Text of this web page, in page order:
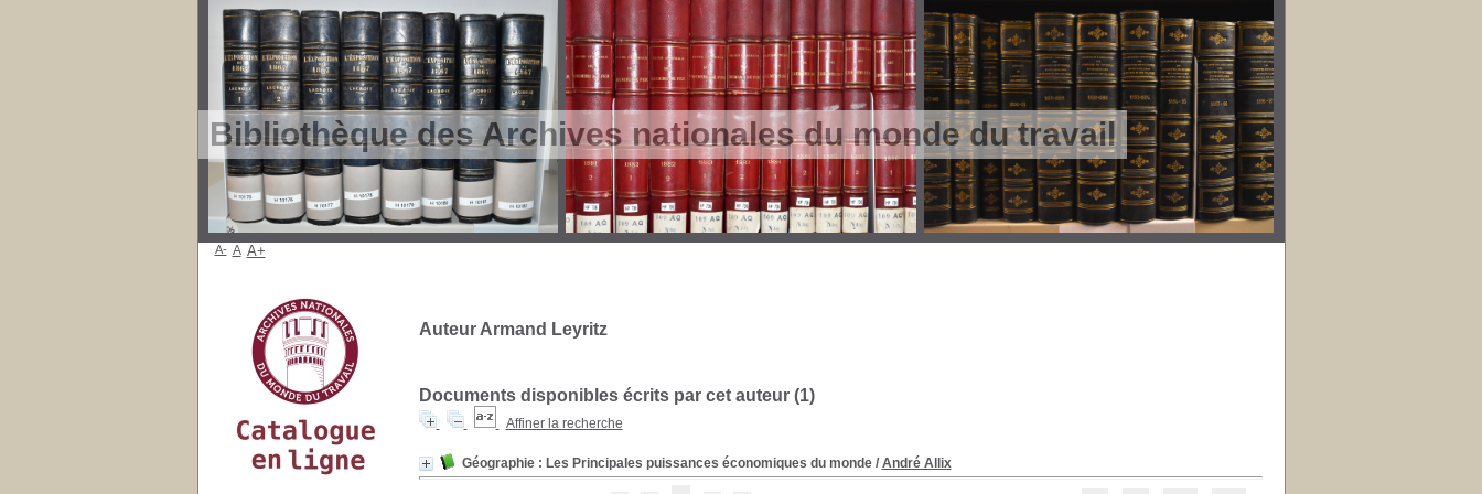
Bibliothèque des Archives nationales du monde du travail
Auteur Armand Leyritz
Documents disponibles écrits par cet auteur (1)
Affiner la recherche
Géographie : Les Principales puissances économiques du monde/ André Allix
A- A A+